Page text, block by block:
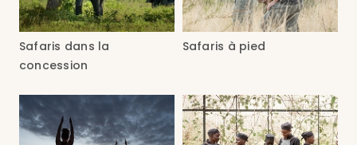
Safaris dans la
concession
Safaris à pied